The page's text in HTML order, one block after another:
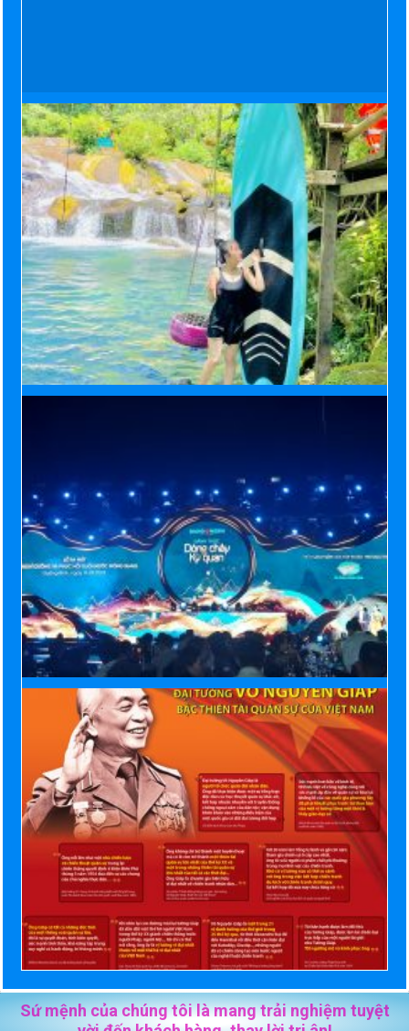
Sứ mệnh của chúng tôi là mang trải nghiệm tuyệt